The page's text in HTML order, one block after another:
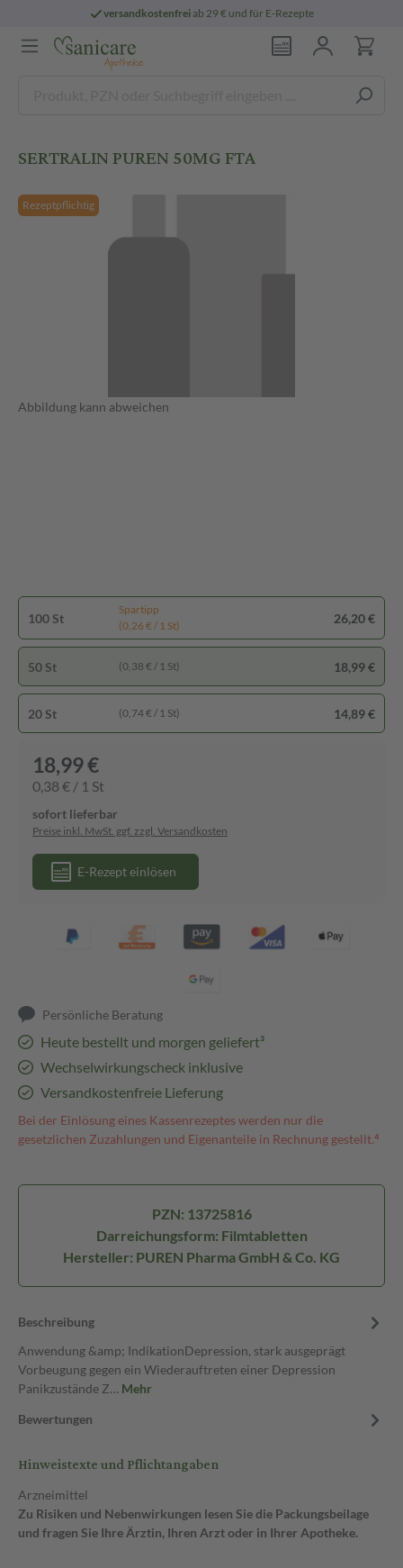
versandkostenfreiab 29 € und für E-Rezepte
SERTRALIN PUREN 50MG FTA
Rezeptpflichtig
Abbildung kann abweichen
100 St
Spartipp
(0,26 € / 1 St)
26,20 €
50 St (0,38 € / 1 St) 18,99 €
20 St (0,74 € / 1 St) 14,89 €
18,99 €
0,38 € / 1 St
sofort lieferbar
Preise inkl. MwSt. ggf. zzgl. Versandkosten
E-Rezept einlösen
Persönliche Beratung
Heute bestellt und morgen geliefert³
Wechselwirkungscheck inklusive
Versandkostenfreie Lieferung
Bei der Einlösung eines Kassenrezeptes werden nur die
gesetzlichen Zuzahlungen und Eigenanteile in Rechnung gestellt.⁴
PZN: 13725816
Darreichungsform: Filmtabletten
Hersteller: PUREN Pharma GmbH & Co. KG
Beschreibung
Anwendung &amp; IndikationDepression, stark ausgeprägt
Vorbeugung gegen ein Wiederauftreten einer Depression
Panikzustände Z… Mehr
Bewertungen
Hinweistexte und Pflichtangaben
Arzneimittel
Zu Risiken und Nebenwirkungen lesen Sie die Packungsbeilage
und fragen Sie Ihre Ärztin, Ihren Arzt oder in Ihrer Apotheke.